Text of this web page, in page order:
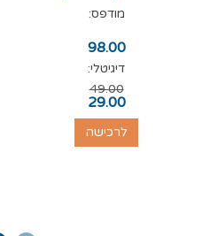
מודפס:
98.00
דיגיטלי:
49.00
29.00
לרכישה